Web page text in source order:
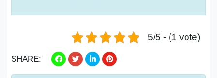
5/5 - (1 vote)
SHARE: